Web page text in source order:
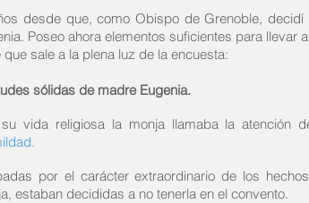
desde que, como Obispo de Grenoble,
Poseo ahora elementos suficientes para llevar
sale a la plena luz de la encuesta:
sólidas de madre Eugenia.
vida religiosa la monja llamaba la atención
por el carácter extraordinario de los
estaban decididas a no tenerla en el convento.